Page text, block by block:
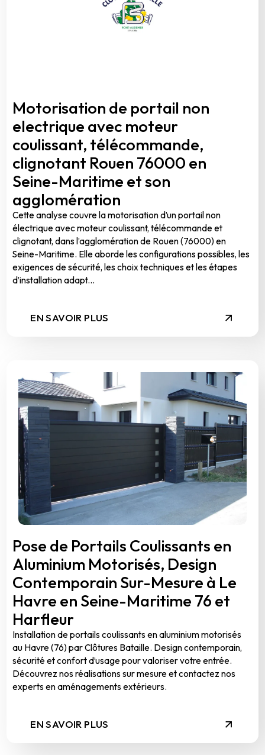
Motorisation de portail non
electrique avec moteur
coulissant, télécommande,
clignotant Rouen 76000 en
Seine-Maritime et son
agglomération
Cette analyse couvre la motorisation d’un portail non
électrique avec moteur coulissant, télécommande et
clignotant, dans l’agglomération de Rouen (76000) en
Seine-Maritime. Elle aborde les configurations possibles, les
exigences de sécurité, les choix techniques et les étapes
d’installation adapt...
EN SAVOIR PLUS
Pose de Portails Coulissants en
Aluminium Motorisés, Design
Contemporain Sur-Mesure à Le
Havre en Seine-Maritime 76 et
Harfleur
Installation de portails coulissants en aluminium motorisés
au Havre (76) par Clôtures Bataille. Design contemporain,
sécurité et confort d’usage pour valoriser votre entrée.
Découvrez nos réalisations sur mesure et contactez nos
experts en aménagements extérieurs.
EN SAVOIR PLUS